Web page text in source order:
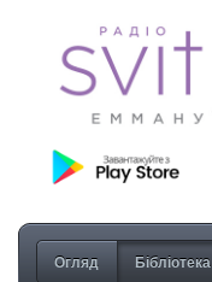
Огляд Бібліотека